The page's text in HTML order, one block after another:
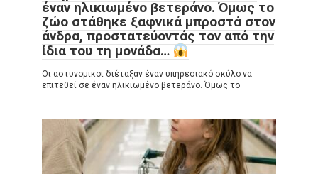
έναν ηλικιωμένο βετεράνο. Όμως το
ζώο στάθηκε ξαφνικά μπροστά στον
άνδρα, προστατεύοντάς τον από την
ίδια του τη μονάδα…
Οι αστυνομικοί διέταξαν έναν υπηρεσιακό σκύλο να
επιτεθεί σε έναν ηλικιωμένο βετεράνο. Όμως το